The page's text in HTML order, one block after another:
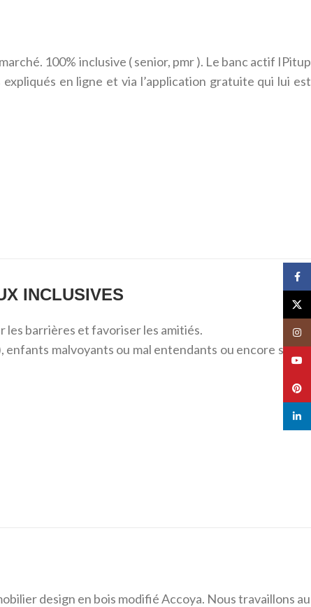
100% inclusive ( senior, pmr ). Le banc actif IPitup
en ligne et via l’application gratuite qui lui est
INCLUSIVES
les barrières et favoriser les amitiés.
enfants malvoyants ou mal entendants ou encore sujets
design en bois modifié Accoya. Nous travaillons au